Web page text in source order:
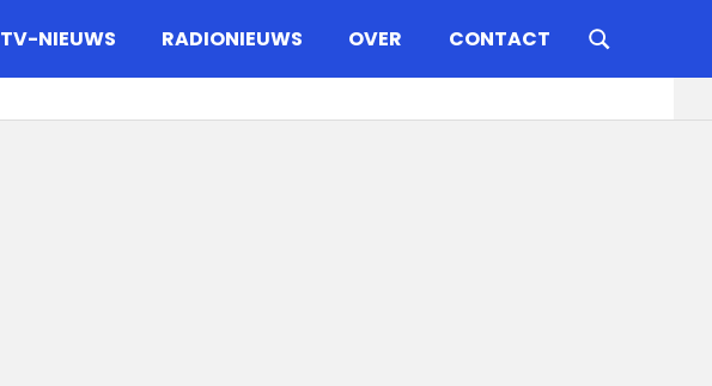
TV-NIEUWS RADIONIEUWS OVER CONTACT